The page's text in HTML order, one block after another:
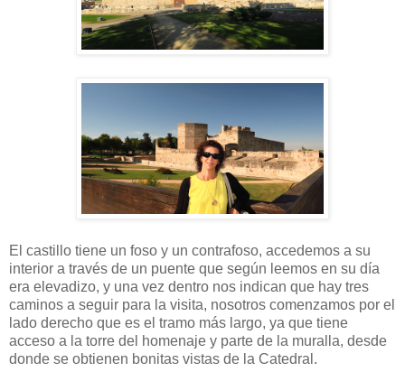
El castillo tiene un foso y un contrafoso, accedemos a su
interior a través de un puente que según leemos en su día
era elevadizo, y una vez dentro nos indican que hay tres
caminos a seguir para la visita, nosotros comenzamos por el
lado derecho que es el tramo más largo, ya que tiene
acceso a la torre del homenaje y parte de la muralla, desde
donde se obtienen bonitas vistas de la Catedral.